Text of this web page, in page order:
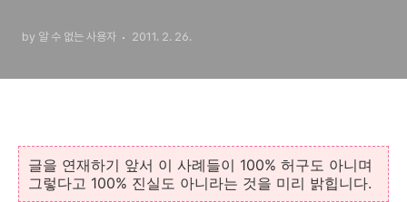
by 알 수 없는 사용자 2011. 2. 26.
글을 연재하기 앞서 이 사례들이 100% 허구도 아니며
그렇다고 100% 진실도 아니라는 것을 미리 밝힙니다.